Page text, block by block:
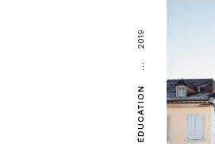
ÉDUCATION
...
2019